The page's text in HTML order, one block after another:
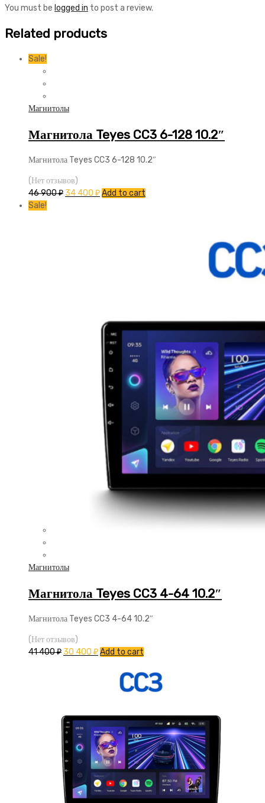
You must be logged in to post a review.
Related products
Sale!
Магнитолы
Магнитола Teyes CC3 6-128 10.2″
Магнитола Teyes CC3 6-128 10.2″
(Нет отзывов)
46 900₽ 34 400 ₽Add to cart
Sale!
Магнитолы
Магнитола Teyes CC3 4-64 10.2″
Магнитола Teyes CC3 4-64 10.2″
(Нет отзывов)
41 400₽ 30 400 ₽Add to cart